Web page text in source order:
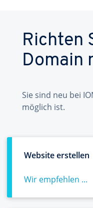
Richten
Domain
Sie sind neu bei
möglich ist.
Website erstellen
Wir empfehlen ...